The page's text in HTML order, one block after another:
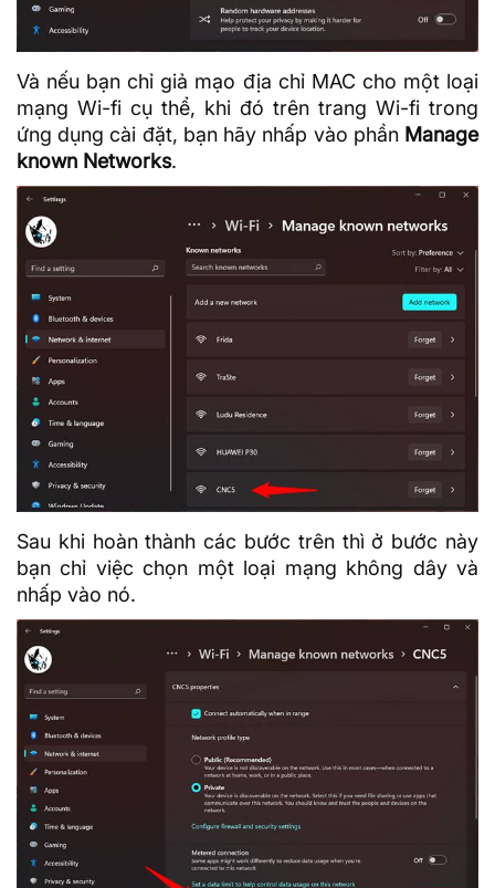
Và nếu bạn chỉ giả mạo địa chỉ MAC cho một loại
mạng Wi-fi cụ thể, khi đó trên trang Wi-fi trong
ứng dụng cài đặt, bạn hãy nhấp vào phần Manage
known Networks.
Sau khi hoàn thành các bước trên thì ở bước này
bạn chỉ việc chọn một loại mạng không dây và
nhấp vào nó.